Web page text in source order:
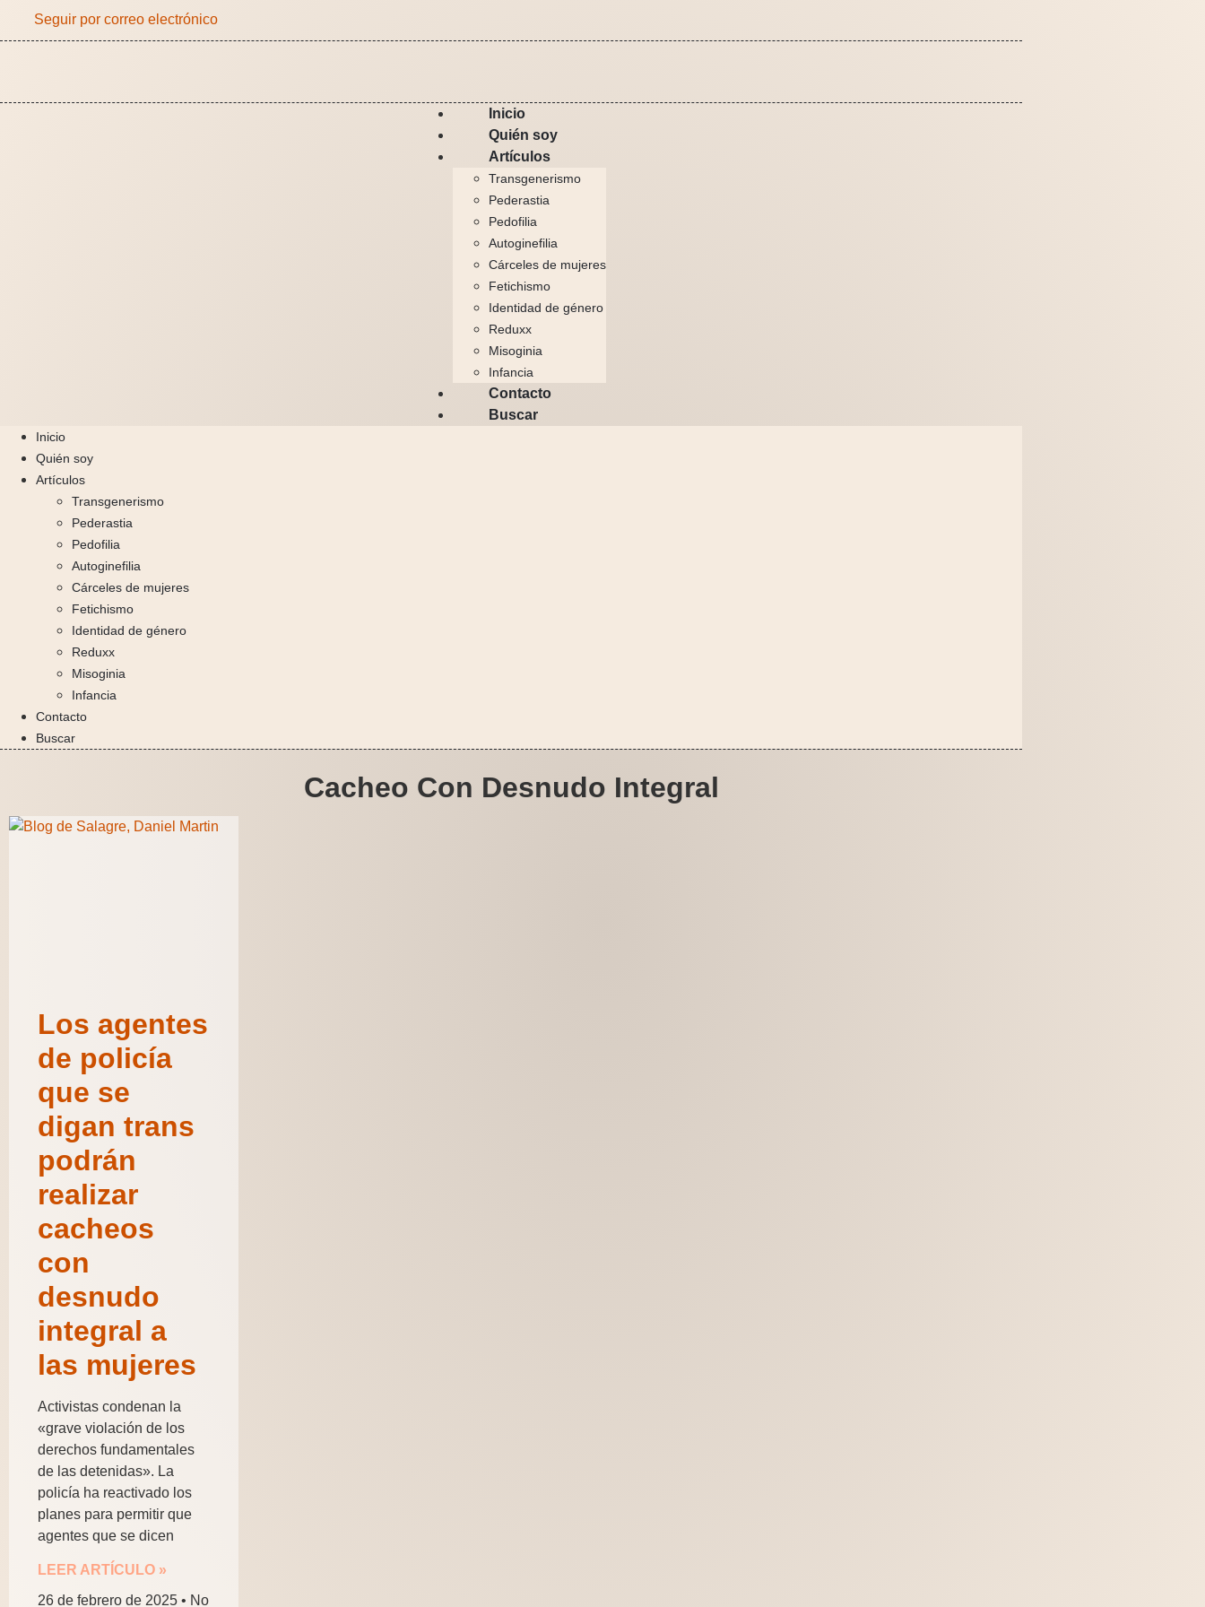
Seguir por correo electrónico
Inicio
Quién soy
Artículos
Transgenerismo
Pederastia
Pedofilia
Autoginefilia
Cárceles de mujeres
Fetichismo
Identidad de género
Reduxx
Misoginia
Infancia
Contacto
Buscar
Inicio
Quién soy
Artículos
Transgenerismo
Pederastia
Pedofilia
Autoginefilia
Cárceles de mujeres
Fetichismo
Identidad de género
Reduxx
Misoginia
Infancia
Contacto
Buscar
Cacheo Con Desnudo Integral
Los agentes
de policía
que se
digan trans
podrán
realizar
cacheos
con
desnudo
integral a
las mujeres
Activistas condenan la
«grave violación de los
derechos fundamentales
de las detenidas». La
policía ha reactivado los
planes para permitir que
agentes que se dicen
LEER ARTÍCULO »
26 de febrero de 2025
No